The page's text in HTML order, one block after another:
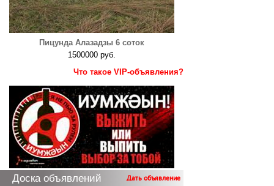
Пицунда Алазадзы 6 соток
1500000 руб.
Что такое VIP-объявления?
Доска объявлений Дать объявление